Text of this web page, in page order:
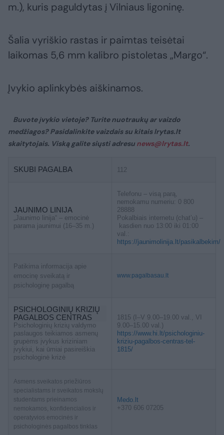
m.), kuris paguldytas į Vilniaus ligoninę.
Šalia vyriškio rastas ir paimtas teisėtai
laikomas 5,6 mm kalibro pistoletas „Margo“.
Įvykio aplinkybės aiškinamos.
Buvote įvykio vietoje? Turite nuotraukų ar vaizdo
medžiagos? Pasidalinkite vaizdais su kitais lrytas.lt
skaitytojais. Viską galite siųsti adresu news@lrytas.lt.
SKUBI PAGALBA 112
JAUNIMO LINIJA
„Jaunimo linija“ – emocinė
parama jaunimui (16–35 m.)
Telefonu – visą parą,
nemokamu numeriu: 0 800
28888
Pokalbiais internetu (chat’u) –
kasdien nuo 13:00 iki 01:00
val.:
https://jaunimolinija.lt/pasikalbekim/
Patikima informacija apie
emocinę sveikatą ir
psichologinę pagalbą
www.pagalbasau.lt
PSICHOLOGINIŲ KRIZIŲ
PAGALBOS CENTRAS
Psichologinių krizių valdymo
paslaugos teikiamos asmenų
grupėms įvykus kriziniam
įvykiui, kai ūmiai pasireiškia
psichologinė krizė
1815 (I–V 9.00–19.00 val., VI
9.00–15.00 val.)
https://www.hi.lt/psichologiniu-
kriziu-pagalbos-centras-tel-
1815/
Asmens sveikatos priežiūros
specialistams ir sveikatos mokslų
studentams prieinamos
nemokamos, konfidencialios ir
operatyvios emocinės ir
psichologinės pagalbos tinklas
Medo.lt
+370 606 07205